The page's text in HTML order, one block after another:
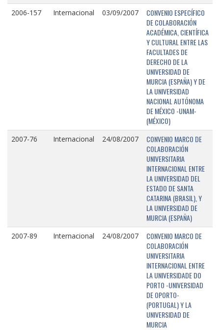
2006-157 Internacional 03/09/2007
CONVENIO ESPECÍFICO
DE COLABORACIÓN
ACADÉMICA, CIENTÍFICA
Y CULTURAL ENTRE LAS
FACULTADES DE
DERECHO DE LA
UNIVERSIDAD DE
MURCIA (ESPAÑA) Y DE
LA UNIVERSIDAD
NACIONAL AUTÓNOMA
DE MÉXICO -UNAM-
(MÉXICO)
2007-76 Internacional 24/08/2007
CONVENIO MARCO DE
COLABORACIÓN
UNIVERSITARIA
INTERNACIONAL ENTRE
LA UNIVERSIDAD DEL
ESTADO DE SANTA
CATARINA (BRASIL), Y
LA UNIVERSIDAD DE
MURCIA (ESPAÑA)
2007-89 Internacional 24/08/2007
CONVENIO MARCO DE
COLABORACIÓN
UNIVERSITARIA
INTERNACIONAL ENTRE
LA UNIVERSIDADE DO
PORTO -UNIVERSIDAD
DE OPORTO-
(PORTUGAL) Y LA
UNIVERSIDAD DE
MURCIA